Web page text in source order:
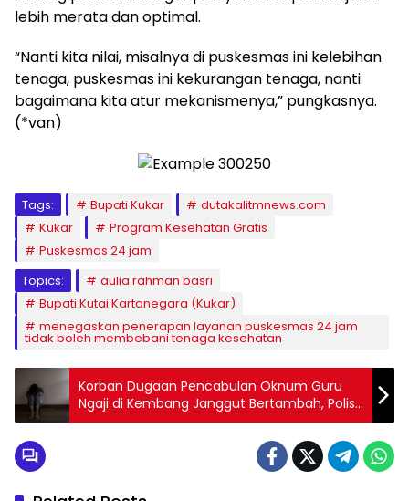
lebih merata dan optimal.
“Nanti kita nilai, misalnya di puskesmas ini kelebihan
tenaga, puskesmas ini kekurangan tenaga, nanti
bagaimana kita atur mekanismenya,” pungkasnya.
(*van)
Tags: Bupati Kukar
dutakalitmnews.com
Kukar
Program Kesehatan Gratis
Puskesmas 24 jam
Topics:
aulia rahman basri
Bupati Kutai Kartanegara (Kukar)
menegaskan penerapan layanan puskesmas 24 jam
tidak boleh membebani tenaga kesehatan
Korban Dugaan Pencabulan Oknum Guru
Ngaji di Kembang Janggut Bertambah, Polisi
Lakukan Pendalaman